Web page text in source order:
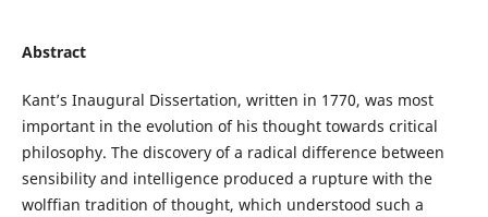
Abstract
Kant’s Inaugural Dissertation, written in 1770, was most
important in the evolution of his thought towards critical
philosophy. The discovery of a radical difference between
sensibility and intelligence produced a rupture with the
wolffian tradition of thought, which understood such a